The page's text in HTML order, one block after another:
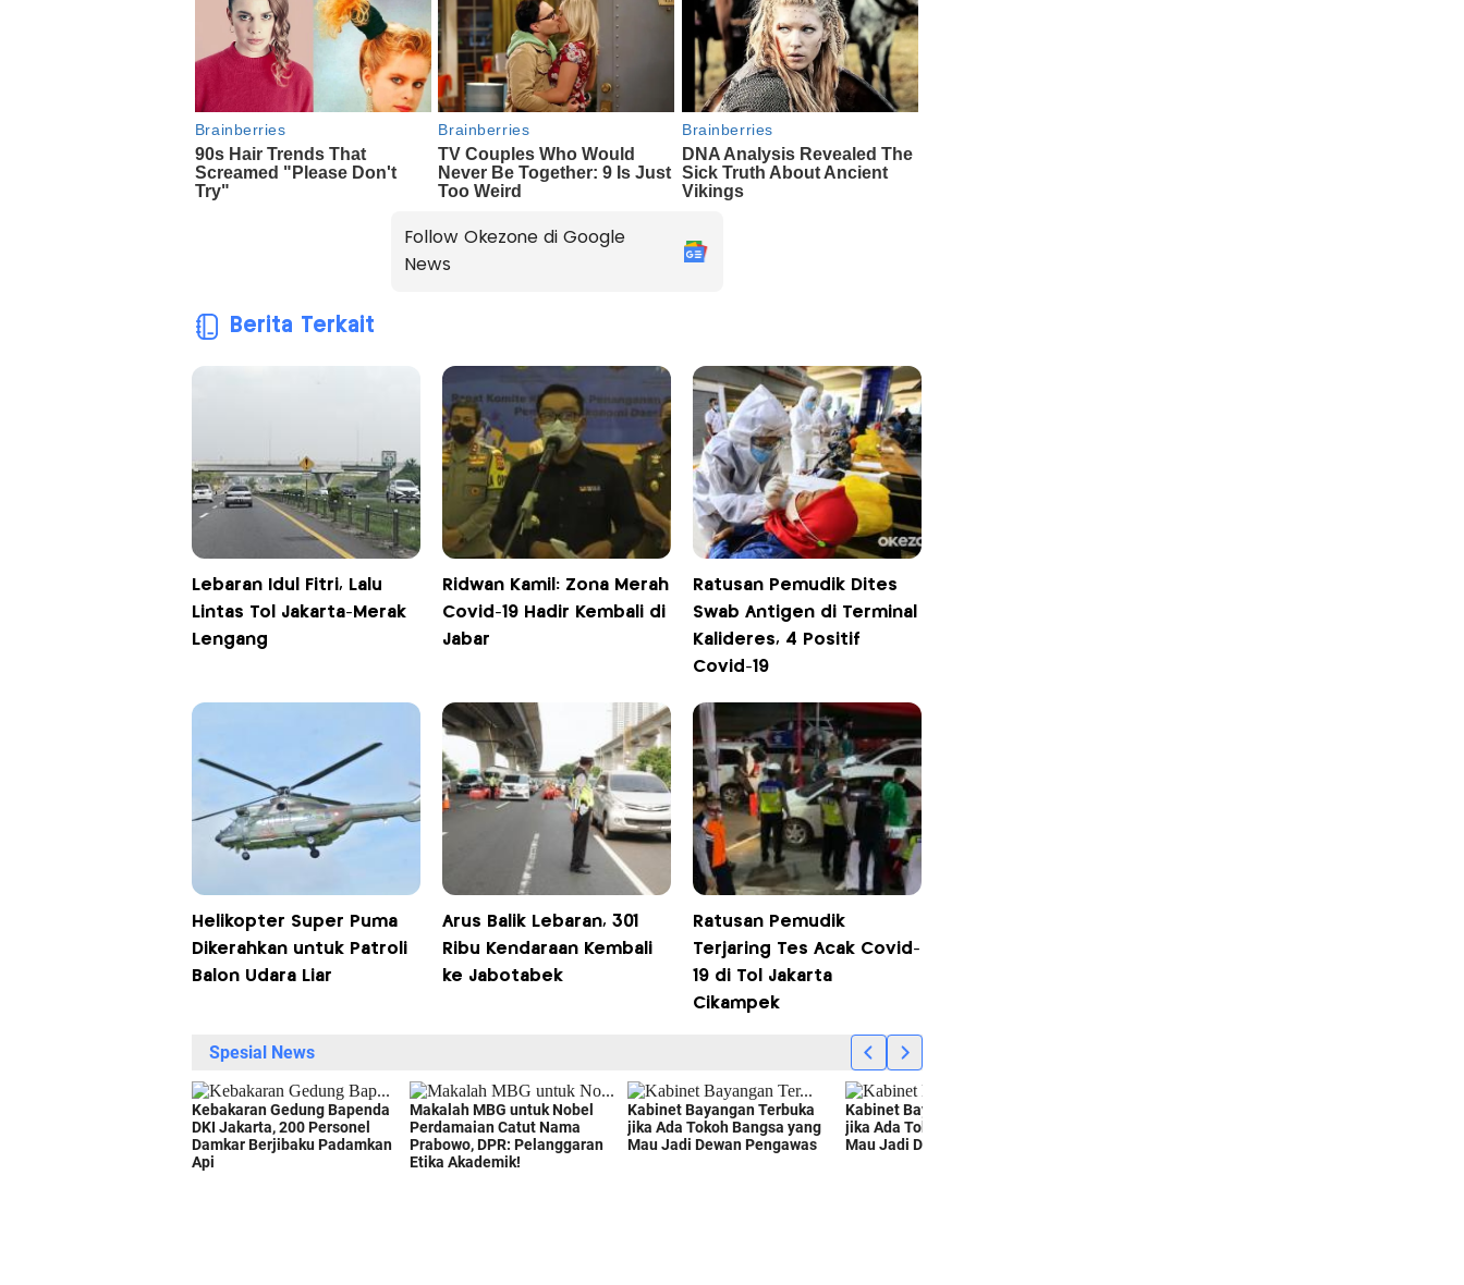
Follow Okezone di Google
News
Berita Terkait
Lebaran Idul Fitri, Lalu
Lintas Tol Jakarta-Merak
Lengang
Ridwan Kamil: Zona Merah
Covid-19 Hadir Kembali di
Jabar
Ratusan Pemudik Dites
Swab Antigen di Terminal
Kalideres, 4 Positif
Covid-19
Helikopter Super Puma
Dikerahkan untuk Patroli
Balon Udara Liar
Arus Balik Lebaran, 301
Ribu Kendaraan Kembali
ke Jabotabek
Ratusan Pemudik
Terjaring Tes Acak Covid-
19 di Tol Jakarta
Cikampek